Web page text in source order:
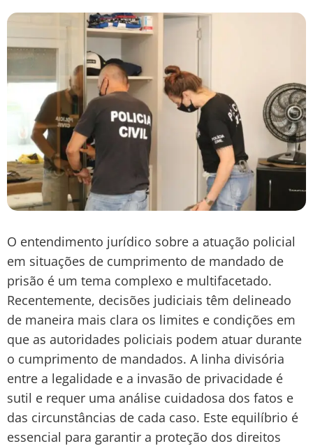
O entendimento jurídico sobre a atuação policial
em situações de cumprimento de mandado de
prisão é um tema complexo e multifacetado.
Recentemente, decisões judiciais têm delineado
de maneira mais clara os limites e condições em
que as autoridades policiais podem atuar durante
o cumprimento de mandados. A linha divisória
entre a legalidade e a invasão de privacidade é
sutil e requer uma análise cuidadosa dos fatos e
das circunstâncias de cada caso. Este equilíbrio é
essencial para garantir a proteção dos direitos